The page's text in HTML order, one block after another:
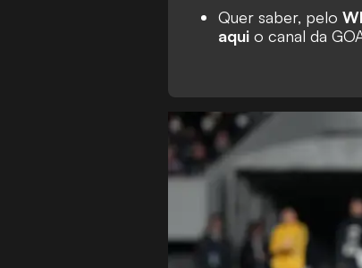
Quer saber, pelo
aqui o canal da